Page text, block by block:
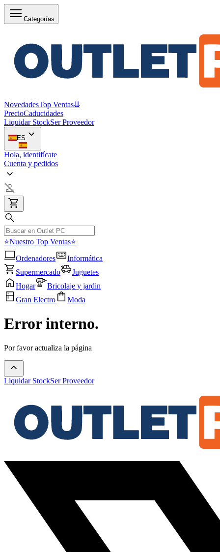
Categorías
NovedadesTop Ventas⇊
PrecioCaducidades
Liquidar StockSer Proveedor
ES
Hola, identifícate
Cuenta y pedidos
⭐Nuestro Top Ventas⭐
Ordenadores
Informática
Supermercado
Juguetes
Hogar
Bricolaje y jardin
Gran Electro
Moda
Error interno.
Por favor actualiza la página
Liquidar StockSer Proveedor